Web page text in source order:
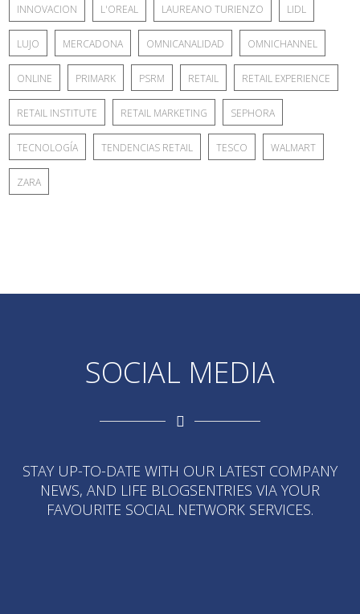
INNOVACION L'OREAL LAUREANO TURIENZO LIDL
LUJO MERCADONA OMNICANALIDAD OMNICHANNEL
ONLINE PRIMARK PSRM RETAIL RETAIL EXPERIENCE
RETAIL INSTITUTE RETAIL MARKETING SEPHORA
TECNOLOGÍA TENDENCIAS RETAIL TESCO WALMART
ZARA
SOCIAL MEDIA
STAY UP-TO-DATE WITH OUR LATEST COMPANY
NEWS, AND LIFE BLOGSENTRIES VIA YOUR
FAVOURITE SOCIAL NETWORK SERVICES.